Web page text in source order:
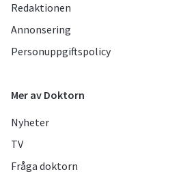
Redaktionen
Annonsering
Personuppgiftspolicy
Mer av Doktorn
Nyheter
TV
Fråga doktorn